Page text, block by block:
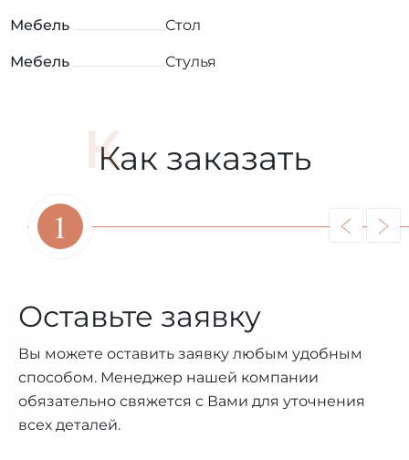
Мебель Стол
Мебель Стулья
Как заказать
1
Оставьте заявку
Вы можете оставить заявку любым удобным
способом. Менеджер нашей компании
обязательно свяжется с Вами для уточнения
всех деталей.